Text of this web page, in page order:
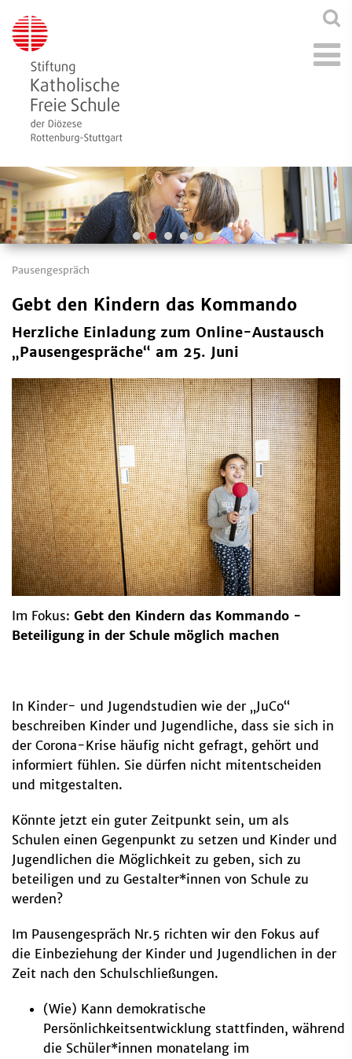
Pausengespräch
Gebt den Kindern das Kommando
Herzliche Einladung zum Online-Austausch
„Pausengespräche“ am 25. Juni
Im Fokus: Gebt den Kindern das Kommando -
Beteiligung in der Schule möglich machen
In Kinder- und Jugendstudien wie der „JuCo“
beschreiben Kinder und Jugendliche, dass sie sich in
der Corona-Krise häufig nicht gefragt, gehört und
informiert fühlen. Sie dürfen nicht mitentscheiden
und mitgestalten.
Könnte jetzt ein guter Zeitpunkt sein, um als
Schulen einen Gegenpunkt zu setzen und Kinder und
Jugendlichen die Möglichkeit zu geben, sich zu
beteiligen und zu Gestalter*innen von Schule zu
werden?
Im Pausengespräch Nr.5 richten wir den Fokus auf
die Einbeziehung der Kinder und Jugendlichen in der
Zeit nach den Schulschließungen.
(Wie) Kann demokratische
Persönlichkeitsentwicklung stattfinden, während
die Schüler*innen monatelang im